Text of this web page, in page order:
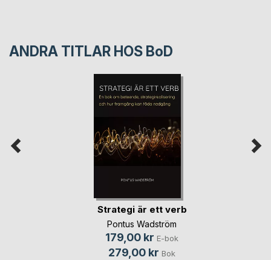
ANDRA TITLAR HOS BoD
Strategi är ett verb
Pontus Wadström
179,00 kr E-bok
279,00 kr Bok